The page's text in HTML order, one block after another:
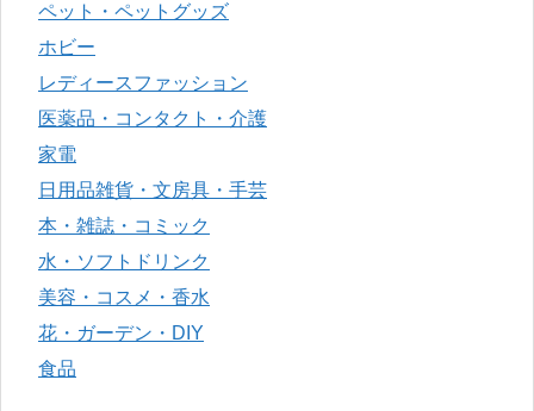
ペット・ペットグッズ
ホビー
レディースファッション
医薬品・コンタクト・介護
家電
日用品雑貨・文房具・手芸
本・雑誌・コミック
水・ソフトドリンク
美容・コスメ・香水
花・ガーデン・DIY
食品